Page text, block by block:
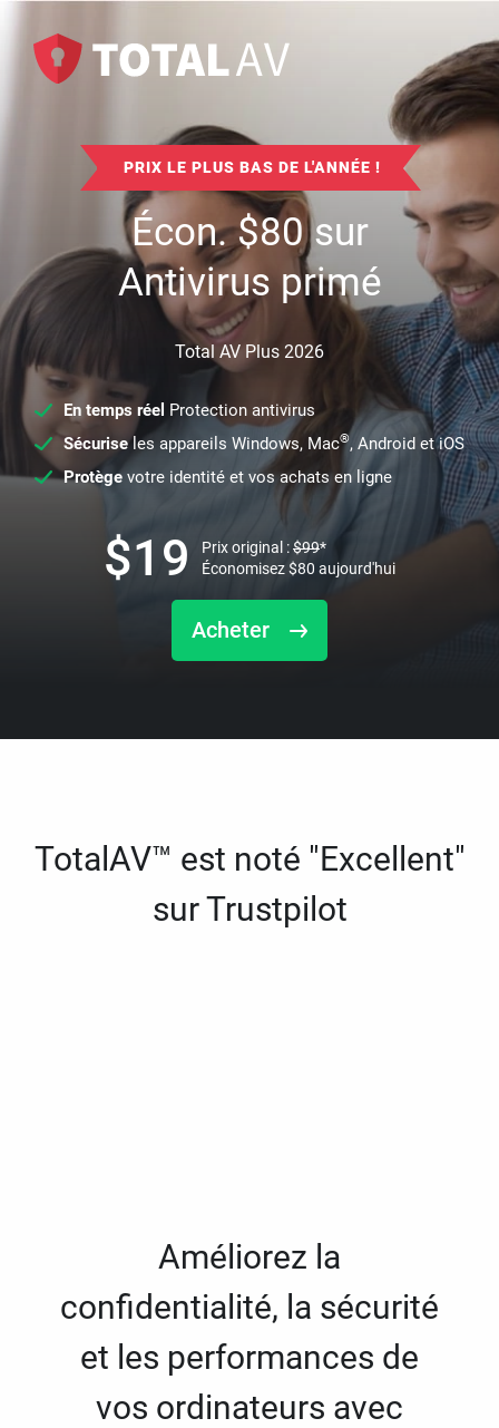
PRIX LE PLUS BAS DE L'ANNÉE !
Écon.$80sur
Antivirus primé
Total AV Plus 2026
En temps réel Protection antivirus
Sécuriseles appareils Windows, Mac®, Android et iOS
Protège votre identité et vos achats en ligne
Acheter
$19 Prix original :$99*
Économisez$80 aujourd'hui
TotalAV™ est noté "Excellent"
sur Trustpilot
Améliorez la
confidentialité, la sécurité
et les performances de
vos ordinateurs avec